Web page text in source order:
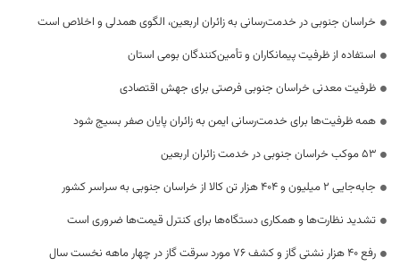
خراسان جنوبی در خدمت‌رسانی به زائران اربعین، الگوی همدلی و اخلاص است
استفاده از ظرفیت پیمانکاران و تأمین‌کنندگان بومی استان
ظرفیت معدنی خراسان جنوبی فرصتی برای جهش اقتصادی
همه ظرفیت‌ها برای خدمت‌رسانی ایمن به زائران پایان صفر بسیج شود
53 موکب خراسان جنوبی در خدمت زائران اربعین
جابه‌جایی 2 میلیون و 404 هزار تن کالا از خراسان جنوبی به سراسر کشور
تشدید نظارت‌ها و همکاری دستگاه‌ها برای کنترل قیمت‌ها ضروری است
رفع 40 هزار نشتی گاز و کشف 76 مورد سرقت گاز در چهار ماهه نخست سال